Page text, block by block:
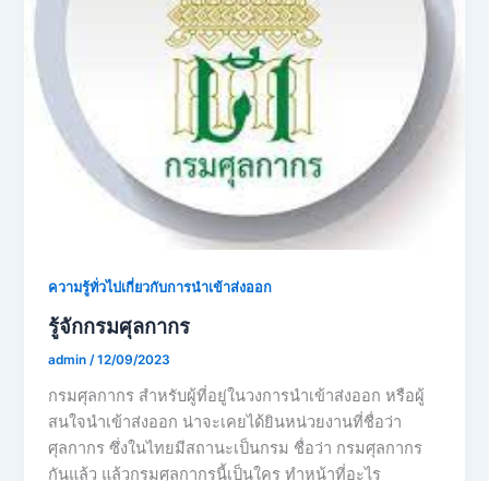
ความรู้ทั่วไปเกี่ยวกับการนำเข้าส่งออก
รู้จักกรมศุลกากร
admin/12/09/2023
กรมศุลกากร สำหรับผู้ที่อยู่ในวงการนำเข้าส่งออก หรือผู้
สนใจนำเข้าส่งออก น่าจะเคยได้ยินหน่วยงานที่ชื่อว่า
ศุลกากร ซึ่งในไทยมีสถานะเป็นกรม ชื่อว่า กรมศุลกากร
กันแล้ว แล้วกรมศุลกากรนี้เป็นใคร ทำหน้าที่อะไร